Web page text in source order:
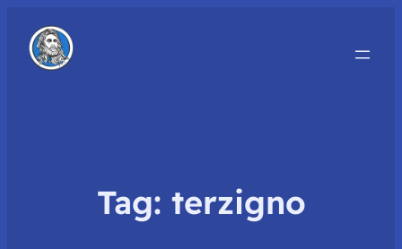
Tag: terzigno